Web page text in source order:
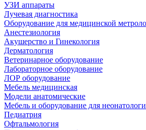
УЗИ аппараты
Лучевая диагностика
Оборудование для медицинской
Анестезиология
Акушерство и Гинекология
Дерматология
Ветеринарное оборудование
Лабораторное оборудование
ЛОР оборудование
Мебель медицинская
Модели анатомические
Мебель и оборудование для
Педиатрия
Офтальмология